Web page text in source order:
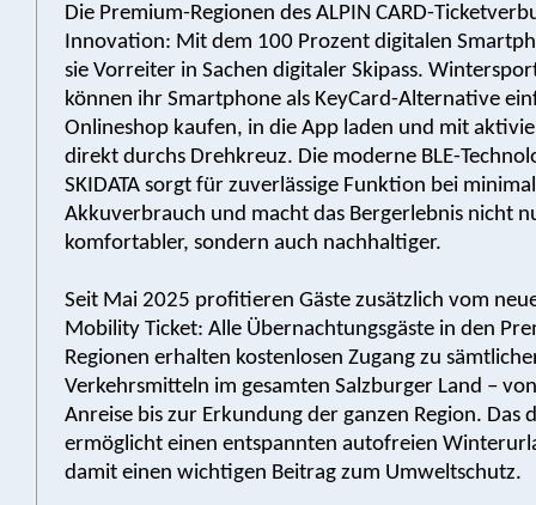
Die Premium-Regionen des ALPIN CARD-
Innovation: Mit dem 100 Prozent digitalen
sie Vorreiter in Sachen digitaler Skipass.
können ihr Smartphone als KeyCard-Alternative
Onlineshop kaufen, in die App laden und mit
direkt durchs Drehkreuz. Die moderne BLE-
SKIDATA sorgt für zuverlässige Funktion bei
Akkuverbrauch und macht das Bergerlebnis nicht
komfortabler, sondern auch nachhaltiger.
Seit Mai 2025 profitieren Gäste zusätzlich vom
Mobility Ticket: Alle Übernachtungsgäste in den
Regionen erhalten kostenlosen Zugang zu
Verkehrsmitteln im gesamten Salzburger Land –
Anreise bis zur Erkundung der ganzen Region. Das
ermöglicht einen entspannten autofreien
damit einen wichtigen Beitrag zum Umweltschutz.